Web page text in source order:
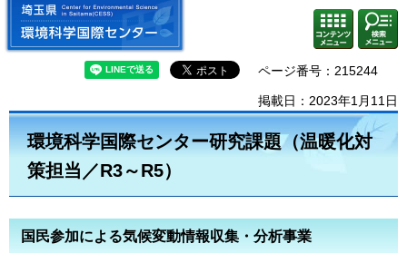
埼玉県 環境科学国際センター
コンテ
ンツメ
ニュー
検索・
共通メ
ニュー
ページ番号：215244
掲載日：2023年1月11日
環境科学国際センター研究課題（温暖化対
策担当／R3～R5）
国民参加による気候変動情報収集・分析事業